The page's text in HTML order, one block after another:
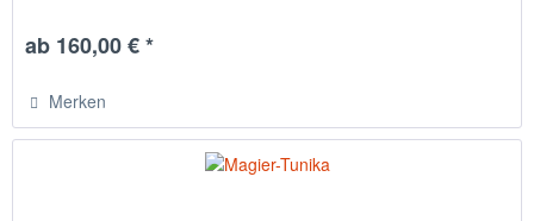
ab 160,00 € *
Merken